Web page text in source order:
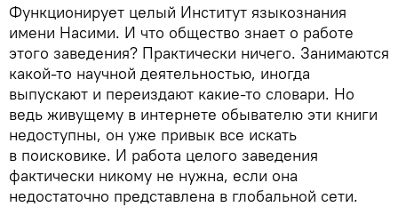
Функционирует целый Институт языкознания
имени Насими. И что общество знает о работе
этого заведения? Практически ничего. Занимаются
какой-то научной деятельностью, иногда
выпускают и переиздают какие-то словари. Но
ведь живущему в интернете обывателю эти книги
недоступны, он уже привык все искать
в поисковике. И работа целого заведения
фактически никому не нужна, если она
недостаточно представлена в глобальной сети.